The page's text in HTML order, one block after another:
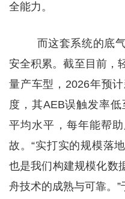
全能力。
而这套系统的底
安全积累。截至目前，
量产车型，2026年预
度，其AEB误触发率
平均水平，每年能帮
故。“实打实的规模落
也是我们构建规模化数
舟技术的成熟与可靠。”